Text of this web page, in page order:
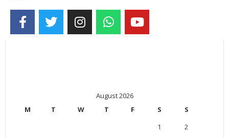
August 2026
M
T W T F S
S
1
2